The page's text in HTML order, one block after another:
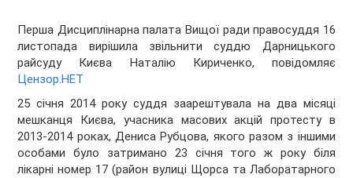
Перша Дисциплінарна палата Вищої ради правосуддя 16
листопада вирішила звільнити суддю Дарницького
райсуду Києва Наталію Кириченко, повідомляє
Цензор.НЕТ
25 січня 2014 року суддя заарештувала на два місяці
мешканця Києва, учасника масових акцій протесту в
2013-2014 роках, Дениса Рубцова, якого разом з іншими
особами було затримано 23 січня того ж року біля
лікарні номер 17 (район вулиці Щорса та Лаборатарного